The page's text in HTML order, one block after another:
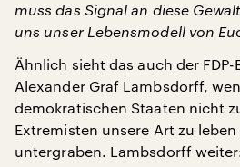
muss das Signal an diese
uns unser Lebensmodell von
Ähnlich sieht das auch der
Alexander Graf Lambsdorff,
demokratischen Staaten nicht
Extremisten unsere Art zu
untergraben. Lambsdorff